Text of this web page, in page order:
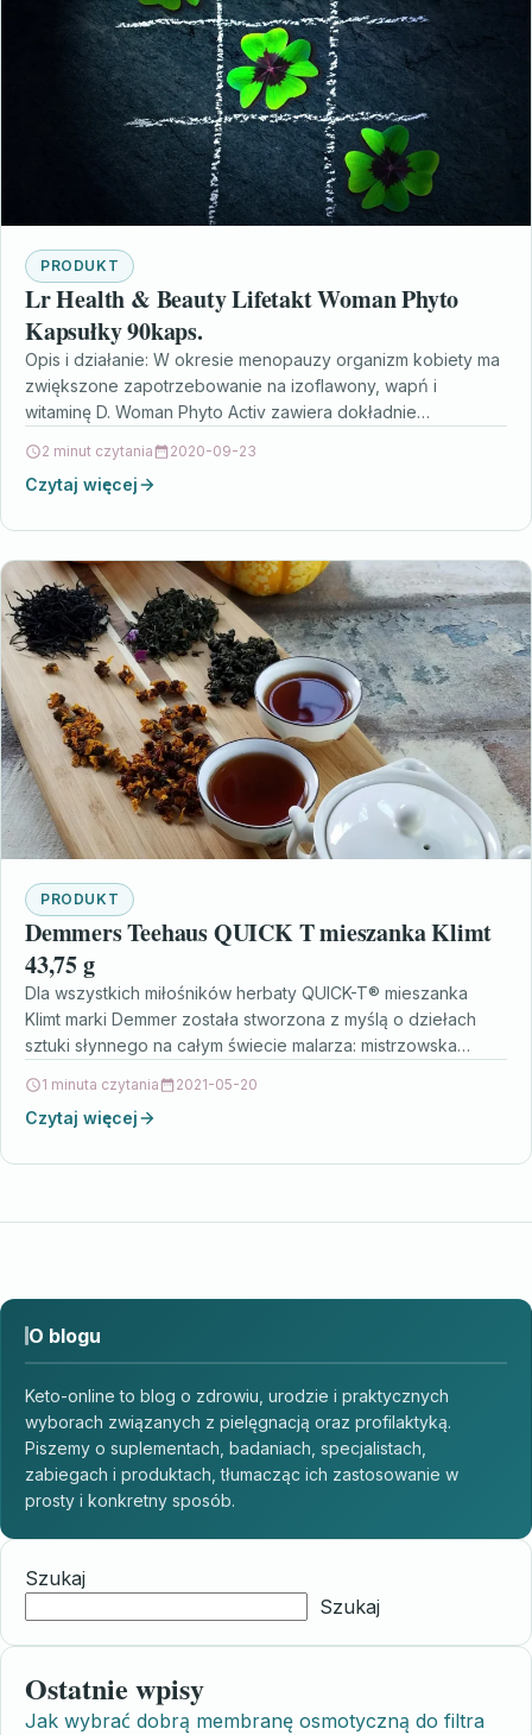
PRODUKT
Lr Health & Beauty Lifetakt Woman Phyto
Kapsułky 90kaps.
Opis i działanie: W okresie menopauzy organizm kobiety ma
zwiększone zapotrzebowanie na izoflawony, wapń i
witaminę D. Woman Phyto Activ zawiera dokładnie
2 minut czytania 2020-09-23
Czytaj więcej
PRODUKT
Demmers Teehaus QUICK T mieszanka Klimt
43,75 g
Dla wszystkich miłośników herbaty QUICK-T® mieszanka
Klimt marki Demmer została stworzona z myślą o dziełach
sztuki słynnego na całym świecie malarza: mistrzowska
1 minuta czytania 2021-05-20
Czytaj więcej
O blogu
Keto-online to blog o zdrowiu, urodzie i praktycznych
wyborach związanych z pielęgnacją oraz profilaktyką.
Piszemy o suplementach, badaniach, specjalistach,
zabiegach i produktach, tłumacząc ich zastosowanie w
prosty i konkretny sposób.
Szukaj
Szukaj
Ostatnie wpisy
Jak wybrać dobrą membranę osmotyczną do filtra